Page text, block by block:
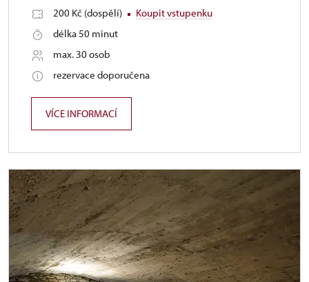
200 Kč (dospělí)
Koupit vstupenku
délka 50 minut
max. 30 osob
rezervace doporučena
VÍCE INFORMACÍ